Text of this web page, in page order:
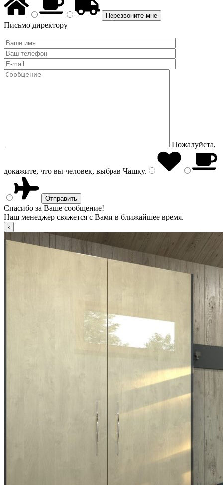
Письмо директору
Пожалуйста,
докажите, что вы человек, выбрав Чашку.
Спасибо за Ваше сообщение!
Наш менеджер свяжется с Вами в ближайшее время.